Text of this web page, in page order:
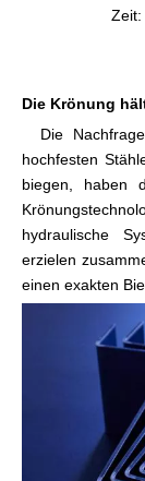
Die Krönung
Die Nachfrage
hochfesten
biegen, haben
hydraulische
erzielen
einen exakten